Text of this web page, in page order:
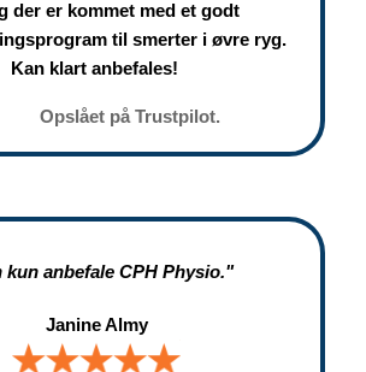
der er kommet med et godt
til smerter i øvre ryg.
Kan klart anbefales!
Opslået på Trustpilot.
kun anbefale CPH Physio."
Janine Almy